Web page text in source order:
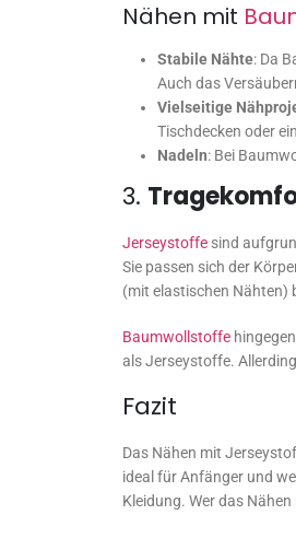
Nähen mit
Stabile Nähte: Da
Auch das
Vielseitige
Tischdecken oder
Nadeln: Bei
3.
Jerseystoffe sind
Sie passen sich der
(mit elastischen Nähten)
Baumwollstoffe
als Jerseystoffe.
Fazit
Das Nähen mit
ideal für Anfänger und
Kleidung. Wer das